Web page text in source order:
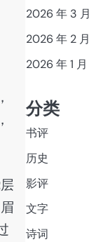
2026 年 3 月
2026 年 2 月
2026 年 1 月
分类
书评
历史
影评
文字
诗词